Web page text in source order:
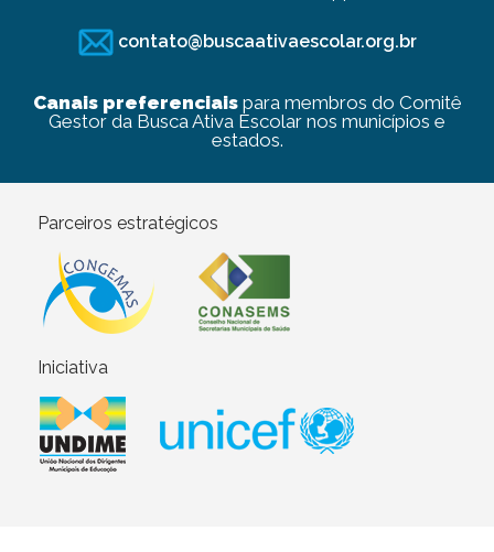
contato@buscaativaescolar.org.br
Canais preferenciaispara membros do Comitê
Gestor da Busca Ativa Escolar nos municípios e
estados.
Parceiros estratégicos
Iniciativa